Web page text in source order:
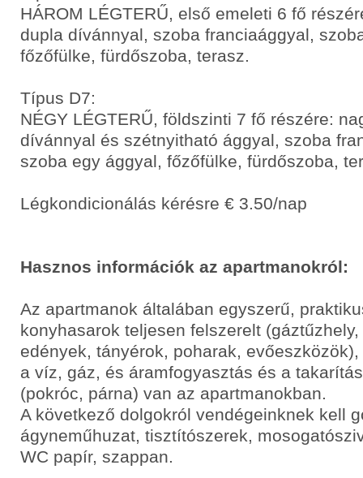
HÁROM LÉGTERŰ, első emeleti 6 fő
dupla dívánnyal, szoba franciaággyal,
főzőfülke, fürdőszoba, terasz.
Típus D7:
NÉGY LÉGTERŰ, földszinti 7 fő részére:
dívánnyal és szétnyitható ággyal, szoba
szoba egy ággyal, főzőfülke, fürdőszoba,
Légkondicionálás kérésre € 3.50/nap
Hasznos információk az apartmanokról:
Az apartmanok általában egyszerű,
konyhasarok teljesen felszerelt
edények, tányérok, poharak,
a víz, gáz, és áramfogyasztás és a
(pokróc, párna) van az apartmanokban.
A következő dolgokról vendégeinknek kell
ágyneműhuzat, tisztítószerek,
WC papír, szappan.